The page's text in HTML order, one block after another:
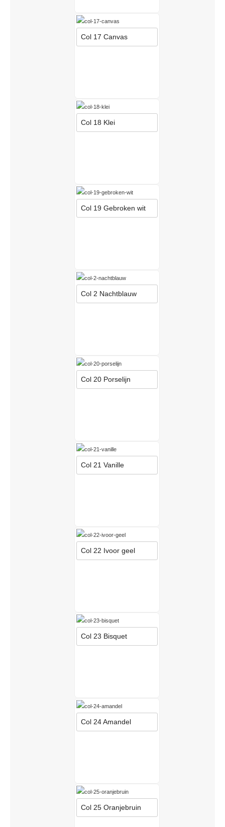
Col 17 Canvas
Col 18 Klei
Col 19 Gebroken wit
Col 2 Nachtblauw
Col 20 Porselijn
Col 21 Vanille
Col 22 Ivoor geel
Col 23 Bisquet
Col 24 Amandel
Col 25 Oranjebruin